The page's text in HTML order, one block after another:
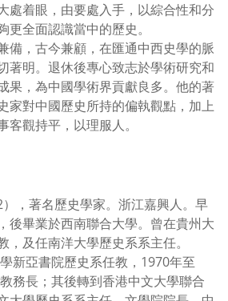
處着眼，由要處入手，以綜合性和分
全面認識當中的歷史。
備，古今兼顧，在匯通中西史學的脈
著明。退休後專心致志於學術研究和
果，為中國學術界貢獻良多。他的著
家對中國歷史所持的偏執觀點，加上
觀持平，以理服人。
，著名歷史學家。浙江嘉興人。早
後畢業於西南聯合大學。曾在貴州大
，及任南洋大學歷史系系主任。
新亞書院歷史系任教，1970年至
務長；其後轉到香港中文大學聯合